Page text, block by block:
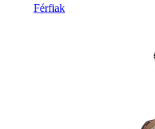
Férfiak